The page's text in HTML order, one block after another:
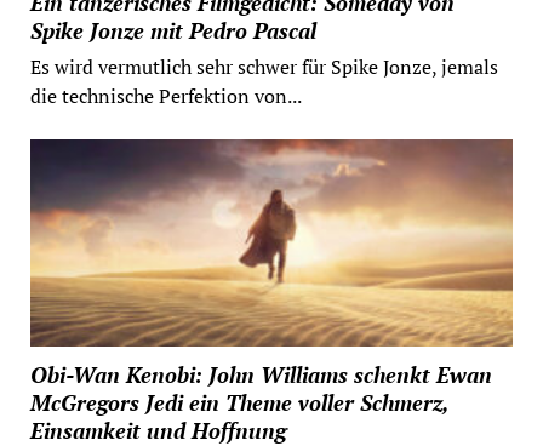
Spike Jonze mit Pedro Pascal
Es wird vermutlich sehr schwer für Spike Jonze, jemals
die technische Perfektion von...
Obi-Wan Kenobi: John Williams schenkt Ewan
McGregors Jedi ein Theme voller Schmerz,
Einsamkeit und Hoffnung